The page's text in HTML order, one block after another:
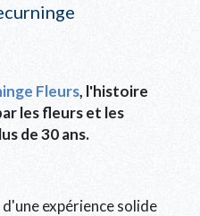
Fleurs, l'histoire
les fleurs et les
de 30 ans.
expérience solide